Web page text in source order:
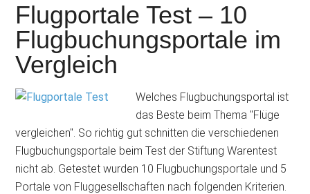
Flugportale Test – 10
Flugbuchungsportale im
Vergleich
Welches Flugbuchungsportal ist
das Beste beim Thema "Flüge
vergleichen". So richtig gut schnitten die verschiedenen
Flugbuchungsportale beim Test der Stiftung Warentest
nicht ab. Getestet wurden 10 Flugbuchungsportale und 5
Portale von Fluggesellschaften nach folgenden Kriterien.